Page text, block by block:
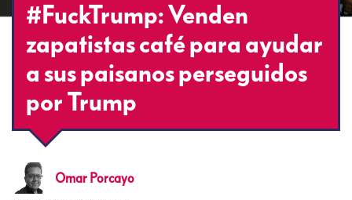
#FuckTrump: Venden
zapatistas café para ayudar
a sus paisanos perseguidos
por Trump
Omar Porcayo